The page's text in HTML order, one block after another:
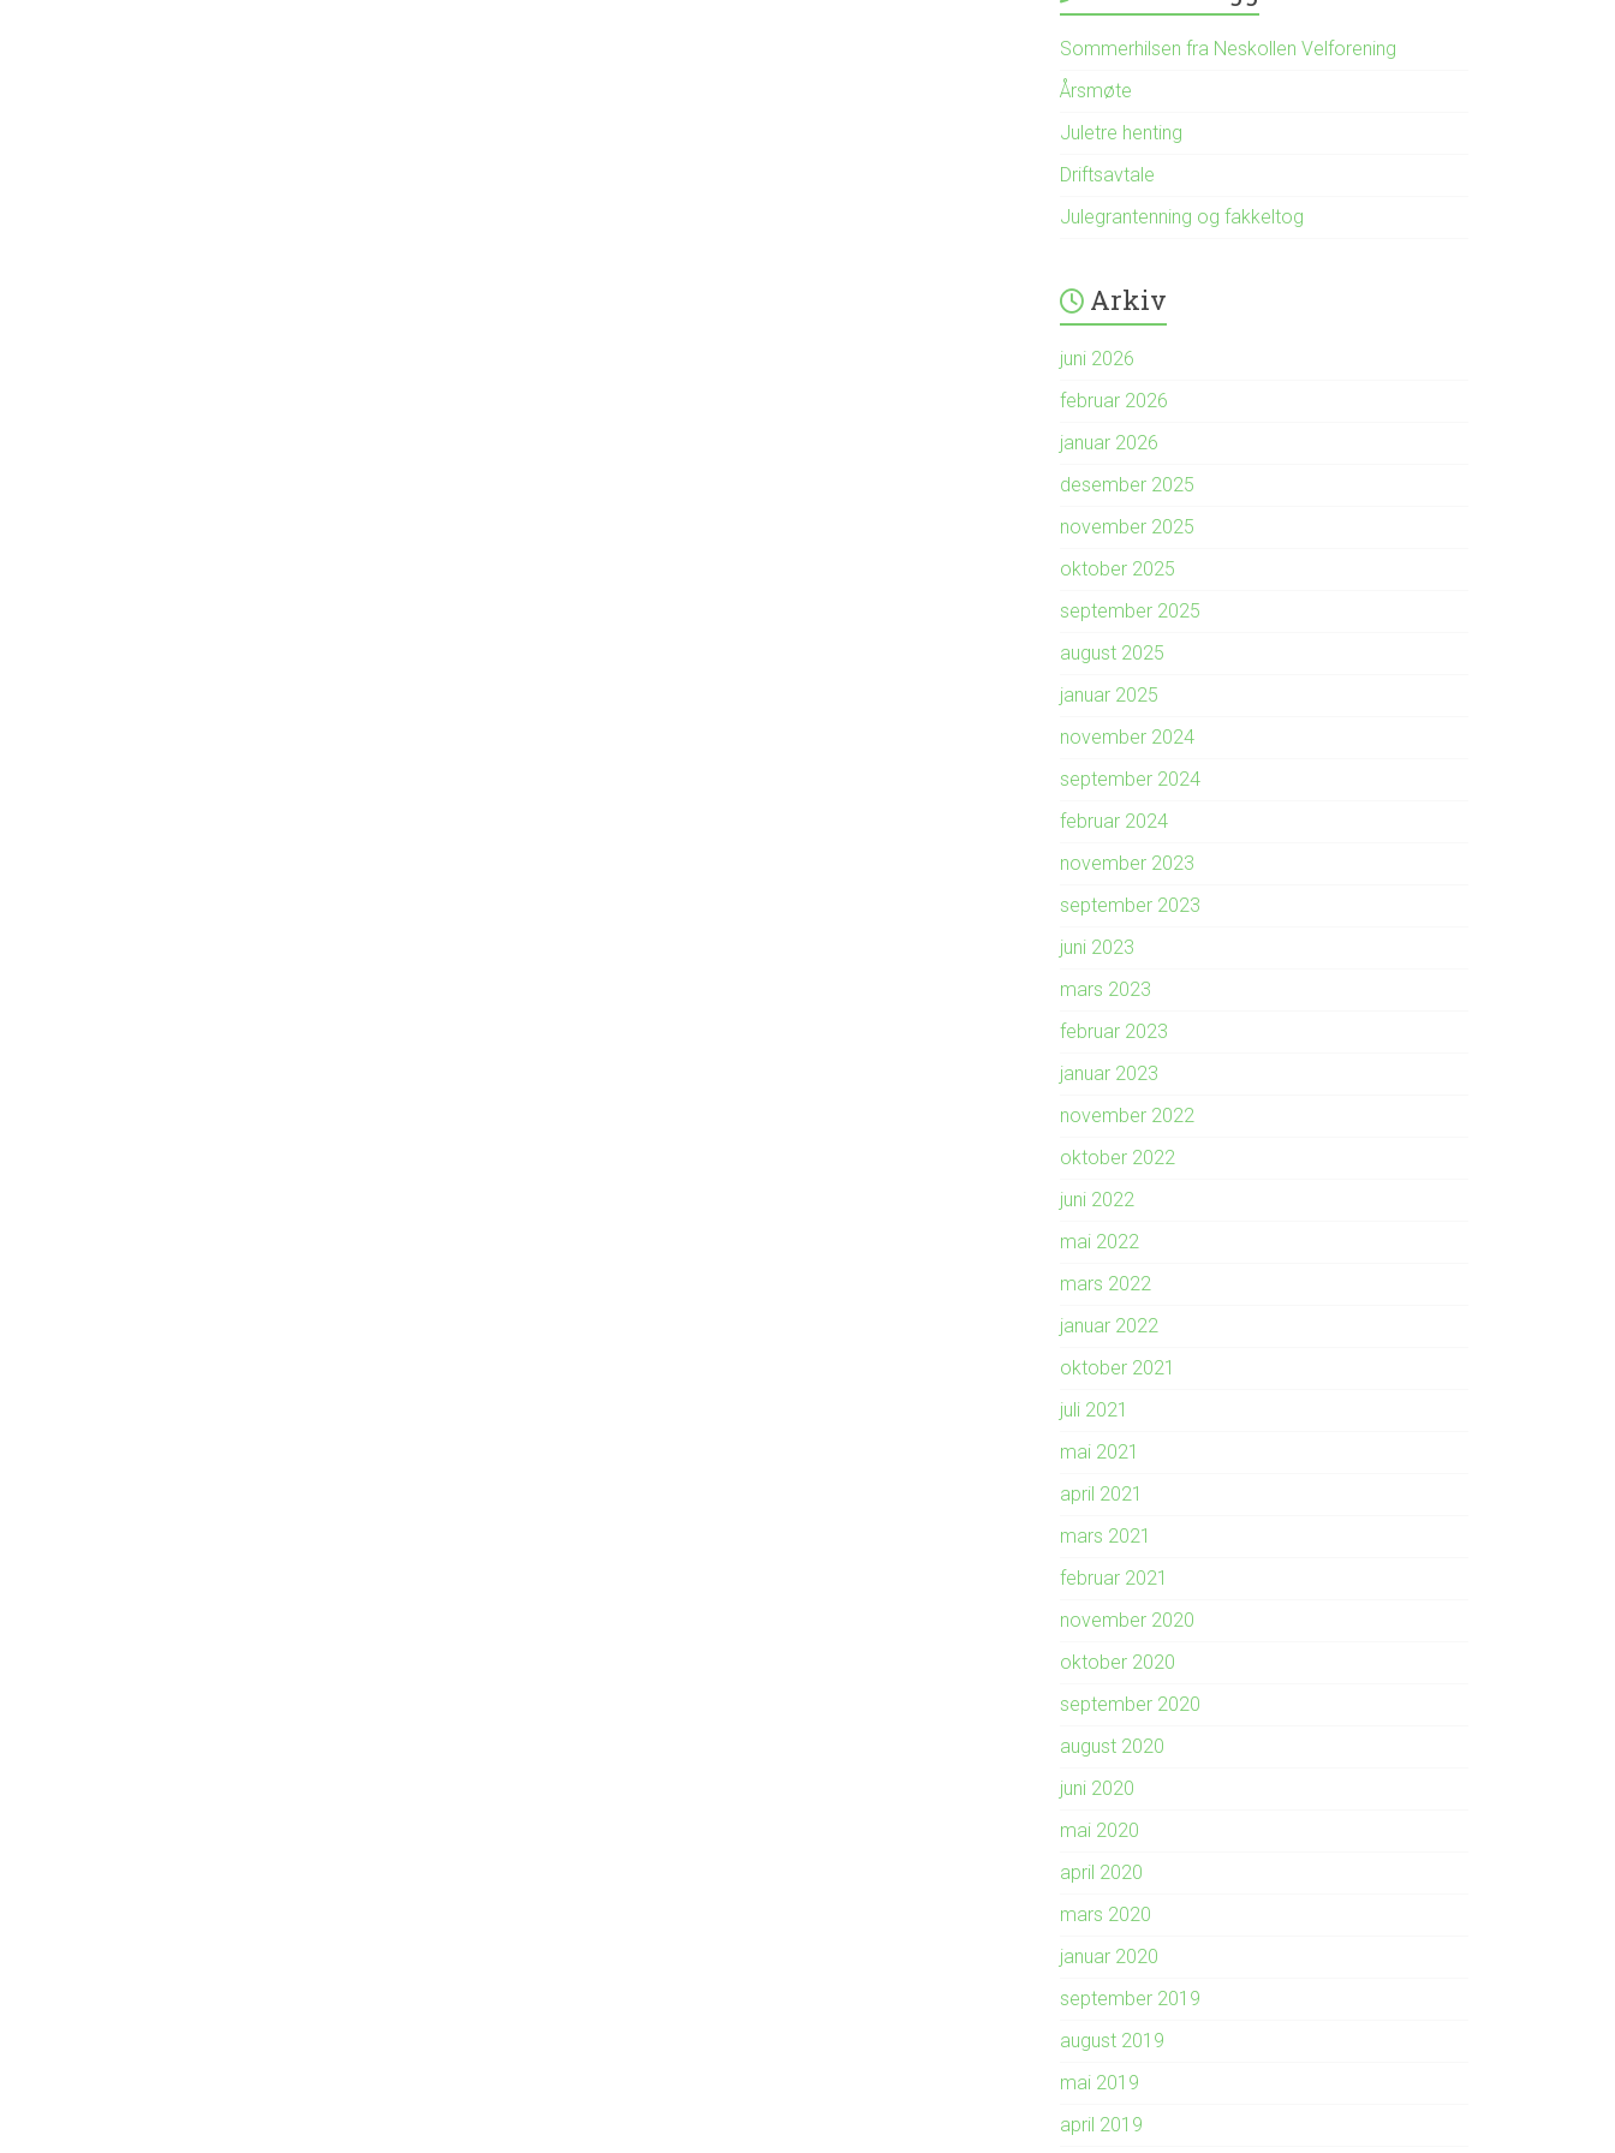
Sommerhilsen fra Neskollen Velforening
Årsmøte
Juletre henting
Driftsavtale
Julegrantenning og fakkeltog
Arkiv
juni 2026
februar 2026
januar 2026
desember 2025
november 2025
oktober 2025
september 2025
august 2025
januar 2025
november 2024
september 2024
februar 2024
november 2023
september 2023
juni 2023
mars 2023
februar 2023
januar 2023
november 2022
oktober 2022
juni 2022
mai 2022
mars 2022
januar 2022
oktober 2021
juli 2021
mai 2021
april 2021
mars 2021
februar 2021
november 2020
oktober 2020
september 2020
august 2020
juni 2020
mai 2020
april 2020
mars 2020
januar 2020
september 2019
august 2019
mai 2019
april 2019